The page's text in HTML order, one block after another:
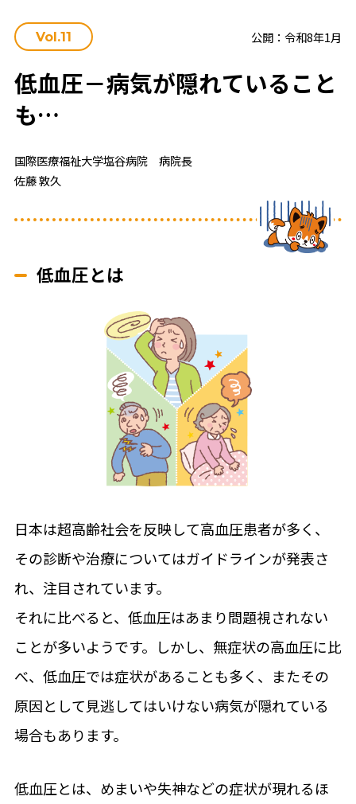
Vol.11 公開：令和8年1月
低血圧－病気が隠れていること
も…
国際医療福祉大学塩谷病院 病院長
佐藤 敦久
低血圧とは
日本は超高齢社会を反映して高血圧患者が多く、
その診断や治療についてはガイドラインが発表さ
れ、注目されています。
それに比べると、低血圧はあまり問題視されない
ことが多いようです。しかし、無症状の高血圧に比
べ、低血圧では症状があることも多く、またその
原因として見逃してはいけない病気が隠れている
場合もあります。
低血圧とは、めまいや失神などの症状が現れるほ